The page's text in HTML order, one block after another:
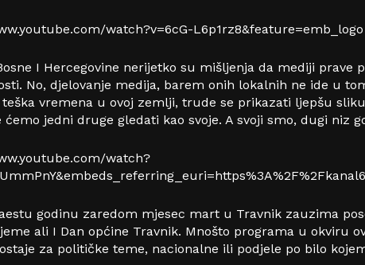
watch?v=6cG-L6p1rz8&feature=emb_logo
I Hercegovine nerijetko su mišljenja da mediji
No, djelovanje medija, barem onih lokalnih ne ide u
vremena u ovoj zemlji, trude se prikazati ljepšu
ćemo jedni druge gledati kao svoje. A svoji smo, dugi niz
watch?
godinu zaredom mjesec mart u Travnik zauzima
ali I Dan općine Travnik. Mnošto programa u okviru
za političke teme, nacionalne ili podjele po bilo